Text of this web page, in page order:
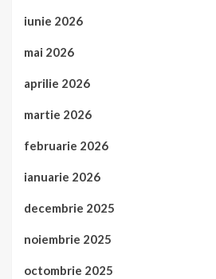
iunie 2026
mai 2026
aprilie 2026
martie 2026
februarie 2026
ianuarie 2026
decembrie 2025
noiembrie 2025
octombrie 2025